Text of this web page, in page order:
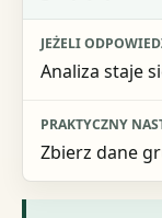
Analiza staje
Zbierz dane